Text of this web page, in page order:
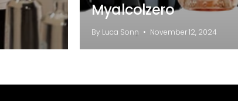
Myalcolzero
By Luca Sonn November 12, 2024